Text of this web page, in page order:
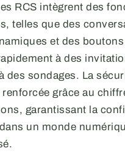
RCS intègrent des
telles que des
et des
à des
des sondages. La
renforcée grâce au
garantissant la
un monde